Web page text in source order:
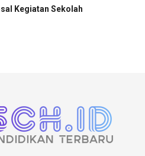
Kegiatan Sekolah